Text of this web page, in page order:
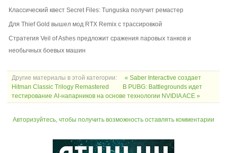
Классический квест Secret Files: Tunguska получит ремастер
Для Thief Gold вышел мод RTX Remix с трассировкой
Стратегия Veil of Ashes предложит сражения паровых танков и
необычных боевых машин
Другие материалы в этой категории:
« Saber Interactive создает
Hitman Classic Trilogy Remastered
В PUBG: Battlegrounds идет
тестирование AI-напарников на основе технологии NVIDIA ACE »
Авторизуйтесь, чтобы получить возможность оставлять комментарии